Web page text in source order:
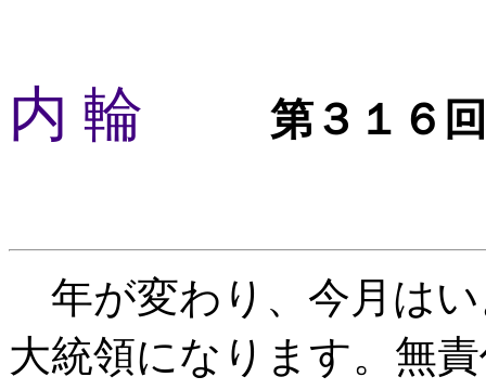
内 輪 第３１６回
年が変わり、今月は
大統領になります。無